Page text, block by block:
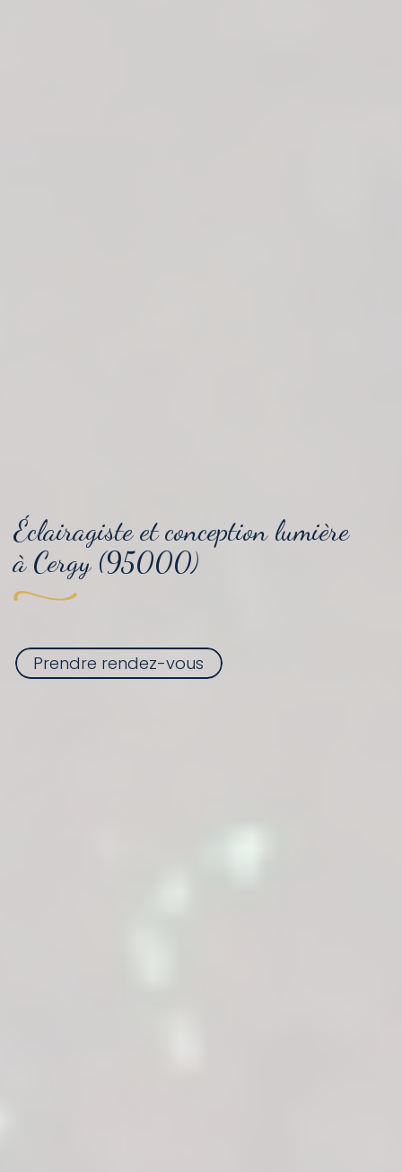
Éclairagiste et conception lumière
à Cergy (95000)
Prendre rendez-vous